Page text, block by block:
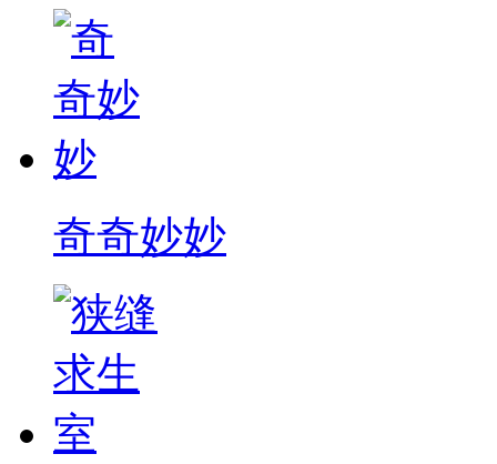
奇奇妙妙